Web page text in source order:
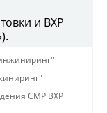
и ВХР
СМР ВХР